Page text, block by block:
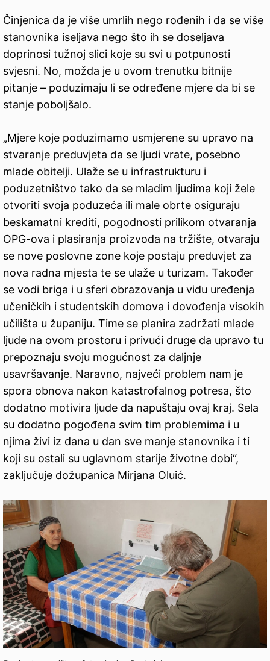
Činjenica da je više umrlih nego rođenih i da se više
stanovnika iseljava nego što ih se doseljava
doprinosi tužnoj slici koje su svi u potpunosti
svjesni. No, možda je u ovom trenutku bitnije
pitanje – poduzimaju li se određene mjere da bi se
stanje poboljšalo.
„Mjere koje poduzimamo usmjerene su upravo na
stvaranje preduvjeta da se ljudi vrate, posebno
mlade obitelji. Ulaže se u infrastrukturu i
poduzetništvo tako da se mladim ljudima koji žele
otvoriti svoja poduzeća ili male obrte osiguraju
beskamatni krediti, pogodnosti prilikom otvaranja
OPG-ova i plasiranja proizvoda na tržište, otvaraju
se nove poslovne zone koje postaju preduvjet za
nova radna mjesta te se ulaže u turizam. Također
se vodi briga i u sferi obrazovanja u vidu uređenja
učeničkih i studentskih domova i dovođenja visokih
učilišta u županiju. Time se planira zadržati mlade
ljude na ovom prostoru i privući druge da upravo tu
prepoznaju svoju mogućnost za daljnje
usavršavanje. Naravno, najveći problem nam je
spora obnova nakon katastrofalnog potresa, što
dodatno motivira ljude da napuštaju ovaj kraj. Sela
su dodatno pogođena svim tim problemima i u
njima živi iz dana u dan sve manje stanovnika i ti
koji su ostali su uglavnom starije životne dobi“,
zaključuje dožupanica Mirjana Oluić.